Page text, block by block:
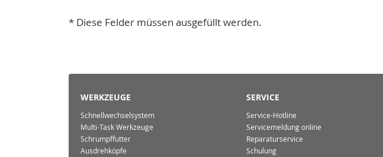
* Diese Felder müssen ausgefüllt werden.
WERKZEUGE
Schnellwechselsystem
Multi-Task Werkzeuge
Schrumpffutter
Ausdrehköpfe
SERVICE
Service-Hotline
Servicemeldung online
Reparaturservice
Schulung